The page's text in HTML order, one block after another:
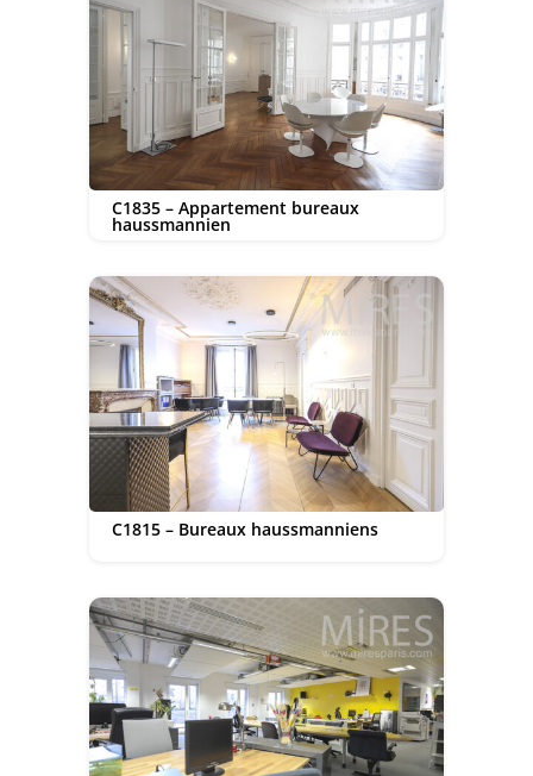
C1835 – Appartement bureaux
haussmannien
C1815 – Bureaux haussmanniens